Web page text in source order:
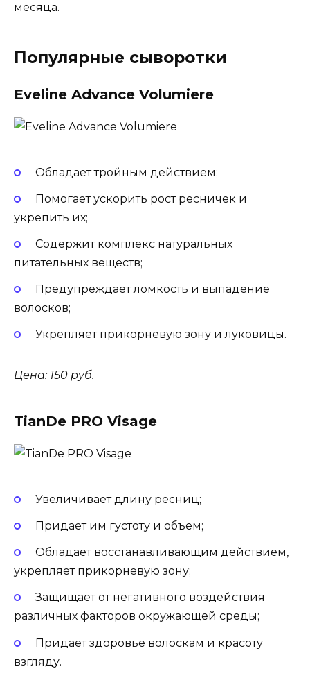
месяца.
Популярные сыворотки
Eveline Advance Volumiere
Обладает тройным действием;
Помогает ускорить рост ресничек и
укрепить их;
Содержит комплекс натуральных
питательных веществ;
Предупреждает ломкость и выпадение
волосков;
Укрепляет прикорневую зону и луковицы.
Цена: 150 руб.
TianDe PRO Visage
Увеличивает длину ресниц;
Придает им густоту и объем;
Обладает восстанавливающим действием,
укрепляет прикорневую зону;
Защищает от негативного воздействия
различных факторов окружающей среды;
Придает здоровье волоскам и красоту
взгляду.